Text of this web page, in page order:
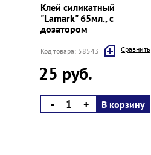
Клей силикатный
"Lamark" 65мл., с
дозатором
Код товара: 58543 Cравнить
25 руб.
- + В корзину